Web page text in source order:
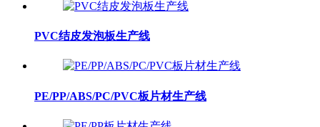
PVC结皮发泡板生产线
PE/PP/ABS/PC/PVC板片材生产线